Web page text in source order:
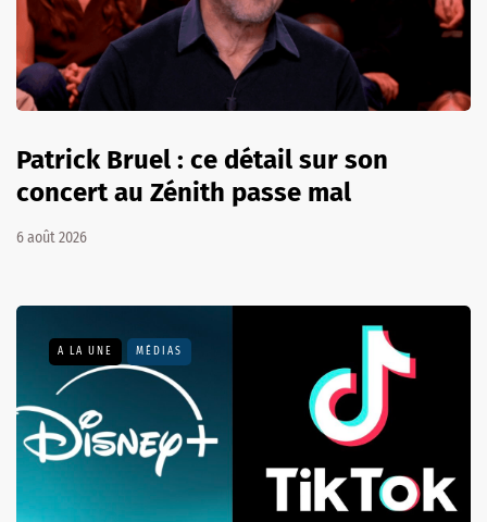
Patrick Bruel : ce détail sur son
concert au Zénith passe mal
6 août 2026
A LA UNE MÉDIAS